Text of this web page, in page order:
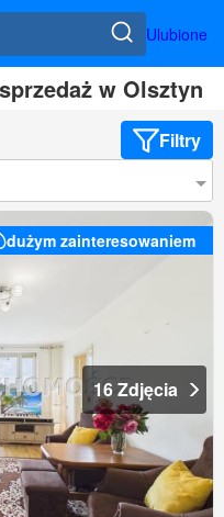
Ulubione
w Olsztyn
Filtry
dużym zainteresowaniem
16 Zdjęcia